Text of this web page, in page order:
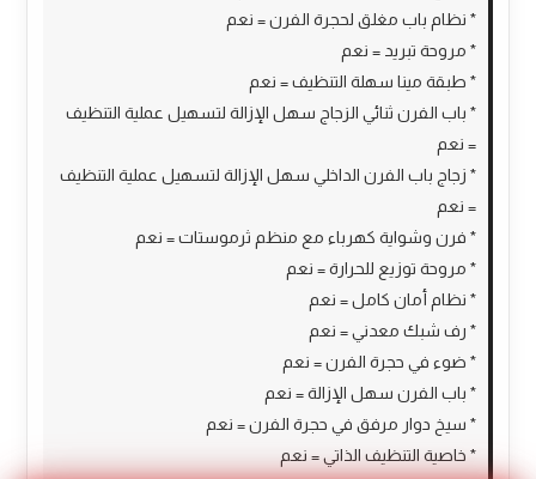
* نظام باب مغلق لحجرة الفرن = نعم
* مروحة تبريد = نعم
* طبقة مينا سهلة التنظيف = نعم
* باب الفرن ثنائي الزجاج سهل الإزالة لتسهيل عملية التنظيف
= نعم
* زجاج باب الفرن الداخلي سهل الإزالة لتسهيل عملية التنظيف
= نعم
* فرن وشواية كهرباء مع منظم ثرموستات = نعم
* مروحة توزيع للحرارة = نعم
* نظام أمان كامل = نعم
* رف شبك معدني = نعم
* ضوء في حجرة الفرن = نعم
* باب الفرن سهل الإزالة = نعم
* سيخ دوار مرفق في حجرة الفرن = نعم
* خاصية التنظيف الذاتي = نعم